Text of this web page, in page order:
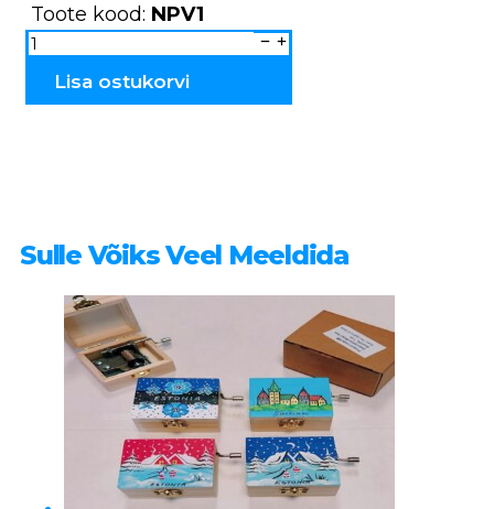
Toote kood: NPV1
Piiskop
NPV1
kogus
Lisa ostukorvi
Sulle Võiks Veel Meeldida